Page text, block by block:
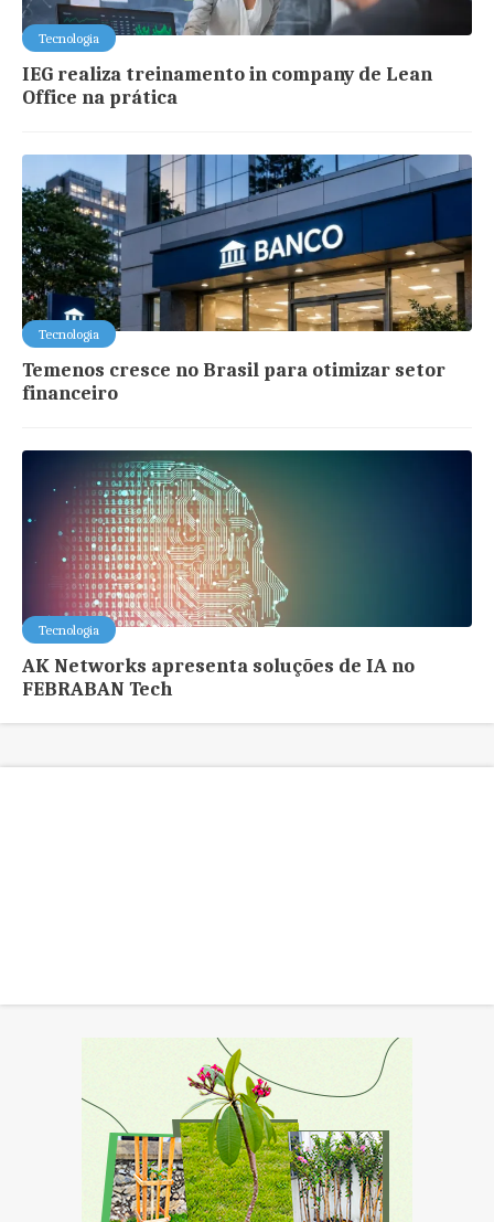
Tecnologia
IEG realiza treinamento in company de Lean
Office na prática
Tecnologia
Temenos cresce no Brasil para otimizar setor
financeiro
Tecnologia
AK Networks apresenta soluções de IA no
FEBRABAN Tech